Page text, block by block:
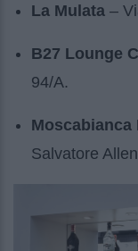
La Mulata –
B27 Lounge
94/A.
Moscabianca
Salvatore